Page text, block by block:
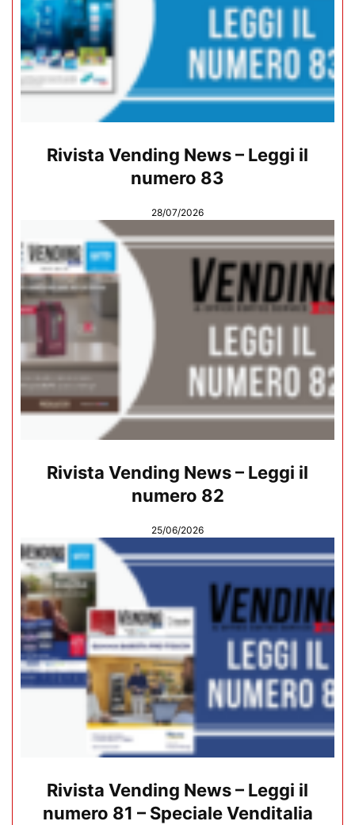
Rivista Vending News – Leggi il
numero 83
28/07/2026
Rivista Vending News – Leggi il
numero 82
25/06/2026
Rivista Vending News – Leggi il
numero 81 – Speciale Venditalia